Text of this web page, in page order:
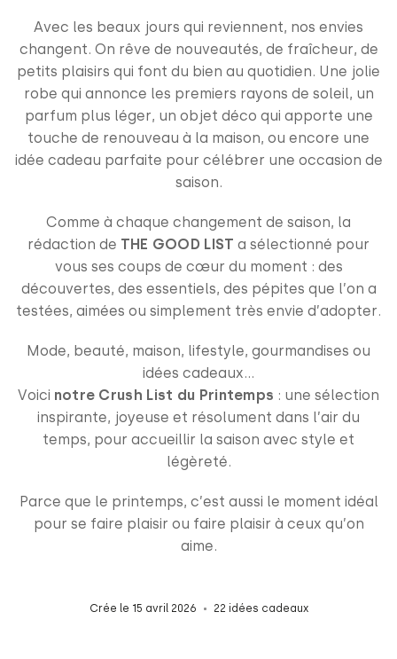
Avec les beaux jours qui reviennent, nos envies
changent. On rêve de nouveautés, de fraîcheur, de
petits plaisirs qui font du bien au quotidien. Une jolie
robe qui annonce les premiers rayons de soleil, un
parfum plus léger, un objet déco qui apporte une
touche de renouveau à la maison, ou encore une
idée cadeau parfaite pour célébrer une occasion de
saison.
Comme à chaque changement de saison, la
rédaction de THE GOOD LIST a sélectionné pour
vous ses coups de cœur du moment : des
découvertes, des essentiels, des pépites que l’on a
testées, aimées ou simplement très envie d’adopter.
Mode, beauté, maison, lifestyle, gourmandises ou
idées cadeaux…
Voici notre Crush List du Printemps : une sélection
inspirante, joyeuse et résolument dans l’air du
temps, pour accueillir la saison avec style et
légèreté.
Parce que le printemps, c’est aussi le moment idéal
pour se faire plaisir ou faire plaisir à ceux qu’on
aime.
Crée le 15 avril 2026 22 idées cadeaux